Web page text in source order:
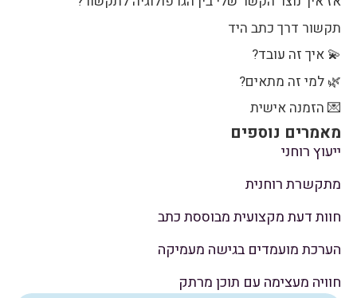
דרך כתב היד
איך זה עובד?
למי זה מתאים?
הזמנה אישית
נוספים
רוחני
רוחנית
דעת מקצועית מבוססת כתב
מועמדים בגישה מעמיקה
מעצימה עם תוכן מרתק